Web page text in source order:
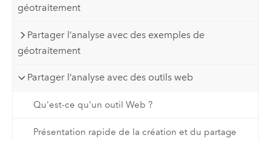
géotraitement
Partager l’analyse avec des exemples de
géotraitement
Partager l’analyse avec des outils web
Qu'est-ce qu'un outil Web ?
Présentation rapide de la création et du partage